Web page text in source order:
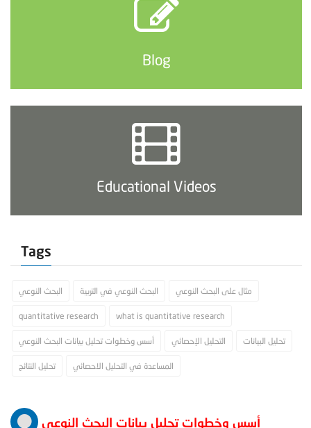
Blog
Educational Videos
Tags
البحث النوعي البحث النوعي في التربية مثال على البحث النوعي
quantitative research what is quantitative research
أسس وخطوات تحليل بيانات البحث النوعي التحليل الإحصائي تحليل البيانات
تحليل النتائج المساعدة في التحليل الاحصائي
أسس وخطوات تحليل بيانات البحث النوعي